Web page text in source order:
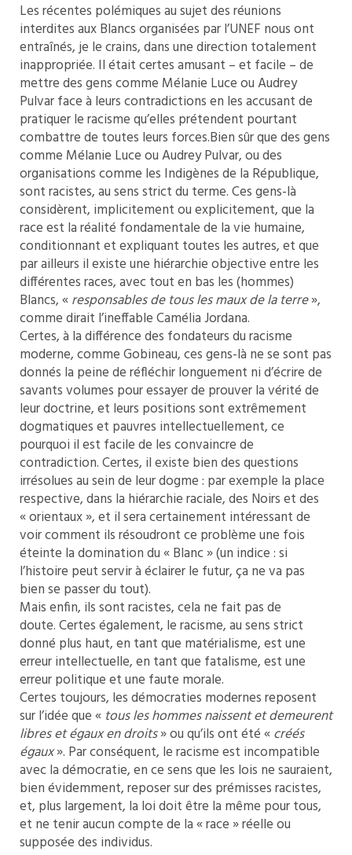
Les récentes polémiques au sujet des réunions
interdites aux Blancs organisées par l’UNEF nous ont
entraînés, je le crains, dans une direction totalement
inappropriée. Il était certes amusant – et facile – de
mettre des gens comme Mélanie Luce ou Audrey
Pulvar face à leurs contradictions en les accusant de
pratiquer le racisme qu’elles prétendent pourtant
combattre de toutes leurs forces.Bien sûr que des gens
comme Mélanie Luce ou Audrey Pulvar, ou des
organisations comme les Indigènes de la République,
sont racistes, au sens strict du terme. Ces gens-là
considèrent, implicitement ou explicitement, que la
race est la réalité fondamentale de la vie humaine,
conditionnant et expliquant toutes les autres, et que
par ailleurs il existe une hiérarchie objective entre les
différentes races, avec tout en bas les (hommes)
Blancs, «responsables de tous les maux de la terre»,
comme dirait l’ineffable Camélia Jordana.
Certes, à la différence des fondateurs du racisme
moderne, comme Gobineau, ces gens-là ne se sont pas
donnés la peine de réfléchir longuement ni d’écrire de
savants volumes pour essayer de prouver la vérité de
leur doctrine, et leurs positions sont extrêmement
dogmatiques et pauvres intellectuellement, ce
pourquoi il est facile de les convaincre de
contradiction. Certes, il existe bien des questions
irrésolues au sein de leur dogme : par exemple la place
respective, dans la hiérarchie raciale, des Noirs et des
« orientaux », et il sera certainement intéressant de
voir comment ils résoudront ce problème une fois
éteinte la domination du « Blanc » (un indice : si
l’histoire peut servir à éclairer le futur, ça ne va pas
bien se passer du tout).
Mais enfin, ils sont racistes, cela ne fait pas de
doute. Certes également, le racisme, au sens strict
donné plus haut, en tant que matérialisme, est une
erreur intellectuelle, en tant que fatalisme, est une
erreur politique et une faute morale.
Certes toujours, les démocraties modernes reposent
sur l’idée que « tous les hommes naissent et demeurent
libres et égaux en droits» ou qu’ils ont été «créés
égaux». Par conséquent, le racisme est incompatible
avec la démocratie, en ce sens que les lois ne sauraient,
bien évidemment, reposer sur des prémisses racistes,
et, plus largement, la loi doit être la même pour tous,
et ne tenir aucun compte de la « race » réelle ou
supposée des individus.